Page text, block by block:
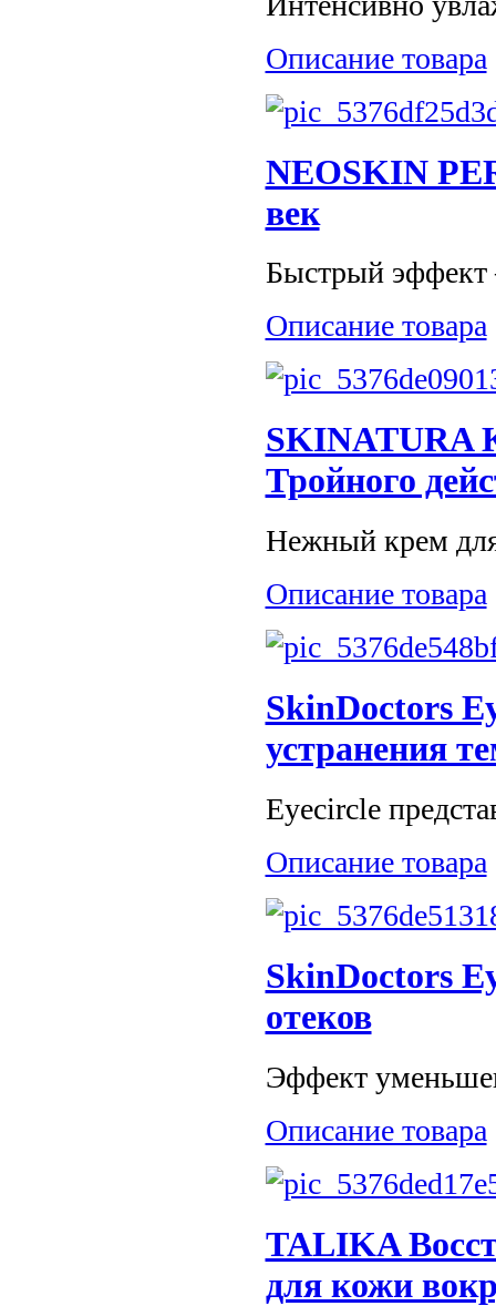
Описание товара
NEOSKIN
век
Быстрый эффект
Описание товара
SKINATURA
Тройного
Нежный крем для
Описание товара
SkinDoctors
устранения
Eyecircle
Описание товара
SkinDoctors
отеков
Эффект
Описание товара
TALIKA
для кожи